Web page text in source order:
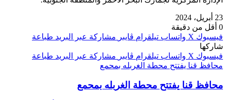
23 أبريل، 2024
0 أقل من دقيقة
فيسبوك ‫X واتساب تيلقرام ڤايبر مشاركة عبر البريد طباعة
شاركها
فيسبوك ‫X واتساب تيلقرام ڤايبر مشاركة عبر البريد طباعة
محافظ قنا يفتتح محطة الغربله بمحمع
محافظ قنا يفتتح محطة الغربله بمحمع